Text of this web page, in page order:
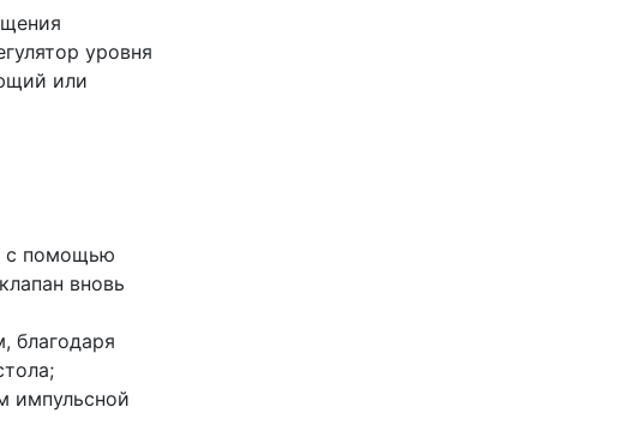
уровня
или
с помощью
вновь
благодаря
импульсной